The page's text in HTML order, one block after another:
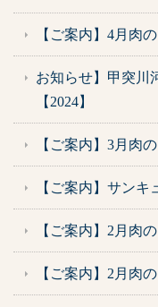
【ご案内】4月肉の
お知らせ】甲突川
【2024】
【ご案内】3月肉の
【ご案内】サンキ
【ご案内】2月肉
【ご案内】2月肉